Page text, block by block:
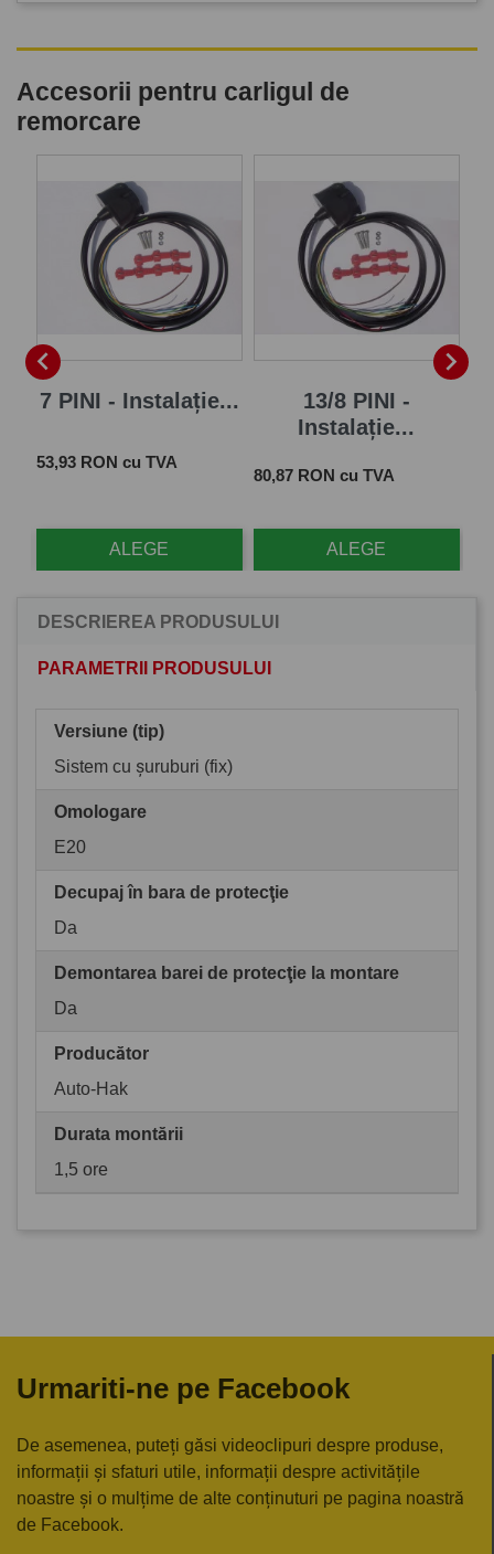
Accesorii pentru carligul de
remorcare

7 PINI - Instalație...
Pret
53,93 RON cu TVA
ALEGE
13/8 PINI -
Instalație...
Pret
80,87 RON cu TVA
ALEGE

DESCRIEREA PRODUSULUI
PARAMETRII PRODUSULUI
Versiune (tip)
Sistem cu șuruburi (fix)
Omologare
E20
Decupaj în bara de protecţie
Da
Demontarea barei de protecţie la montare
Da
Producător
Auto-Hak
Durata montării
1,5 ore
Urmariti-ne pe Facebook
De asemenea, puteți găsi videoclipuri despre produse,
informații și sfaturi utile, informații despre activitățile
noastre și o mulțime de alte conținuturi pe pagina noastră
de Facebook.